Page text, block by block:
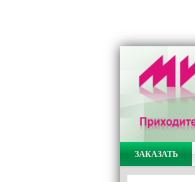
ЗАКАЗАТЬ